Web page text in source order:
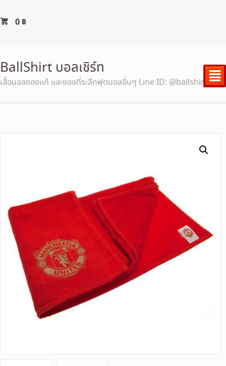
0 ฿
BallShirt บอลเชิร์ท
เสื้อบอลของแท้ และของที่ระลึกฟุตบอลอื่นๆ Line ID: @ballshirt²